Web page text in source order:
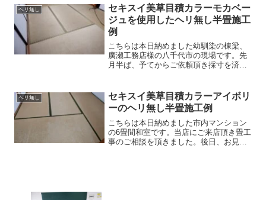
た。ご相談頂いたのが引渡しの３日前で
したので、採寸から納品まで...
ヘリ無し
セキスイ美草目積カラーモカベー
ジュを使用したヘリ無し半畳施工
例
こちらは本日納めました幼馴染の棟梁、
廣瀬工務店様の八千代市の現場です。先
月半ば、予てからご依頼頂き採寸を済ま
工後の和室 セキスイ美草目積カラー1
番人気の色、モカベージ...
ヘリ無し
セキスイ美草目積カラーアイボリ
ーのヘリ無し半畳施工例
こちらは本日納めました市内マンション
の6畳間和室です。当店にご来店頂き畳工
事のご相談を頂きました。後日、お見積